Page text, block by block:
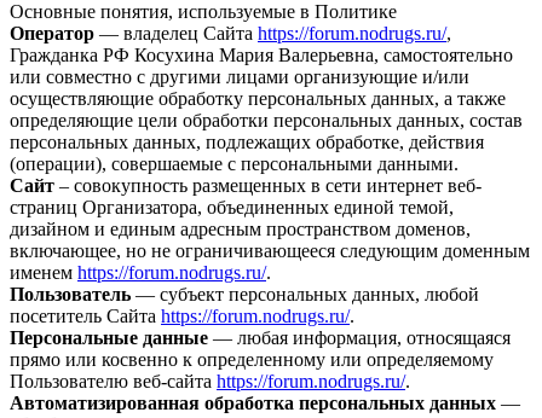
Основные понятия, используемые в Политике
Оператор — владелец Сайта https://forum.nodrugs.ru/,
Гражданка РФ Косухина Мария Валерьевна, самостоятельно
или совместно с другими лицами организующие и/или
осуществляющие обработку персональных данных, а также
определяющие цели обработки персональных данных, состав
персональных данных, подлежащих обработке, действия
(операции), совершаемые с персональными данными.
Сайт – совокупность размещенных в сети интернет веб-
страниц Организатора, объединенных единой темой,
дизайном и единым адресным пространством доменов,
включающее, но не ограничивающееся следующим доменным
именем https://forum.nodrugs.ru/.
Пользователь — субъект персональных данных, любой
посетитель Сайта https://forum.nodrugs.ru/.
Персональные данные — любая информация, относящаяся
прямо или косвенно к определенному или определяемому
Пользователю веб-сайта https://forum.nodrugs.ru/.
Автоматизированная обработка персональных данных —